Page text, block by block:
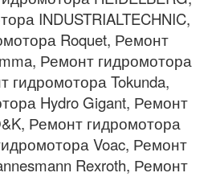
INDUSTRIALTECHNIC,
Roquet, Ремонт
Ремонт гидромотора
гидромотора Tokunda,
Hydro Gigant, Ремонт
Ремонт гидромотора
Voac, Ремонт
Rexroth, Ремонт